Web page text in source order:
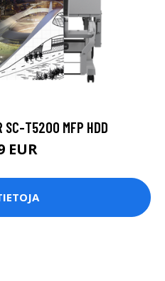
SC-T5200 MFP HDD
EUR